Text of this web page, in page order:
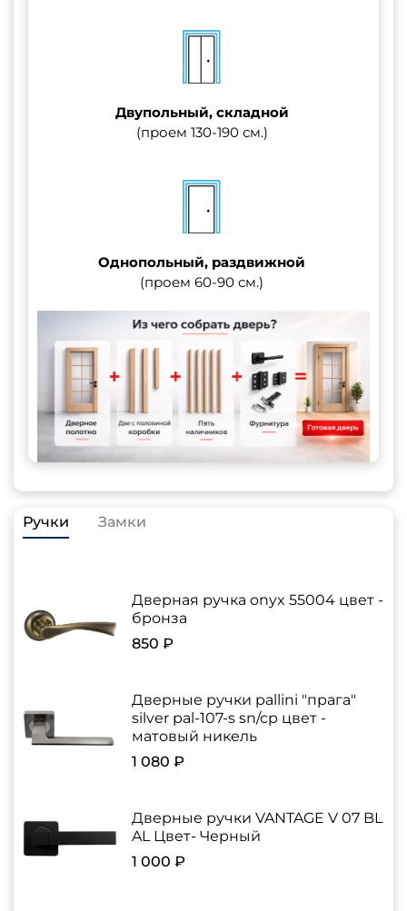
Двупольный, складной
(проем 130-190 см.)
Однопольный, раздвижной
(проем 60-90 см.)
Ручки Замки
Дверная ручка onyx 55004 цвет -
бронза
850 ₽
Дверные ручки pallini "прага"
silver pal-107-s sn/cp цвет -
матовый никель
1 080 ₽
Дверные ручки VANTAGE V 07 BL
AL Цвет- Черный
1 000 ₽